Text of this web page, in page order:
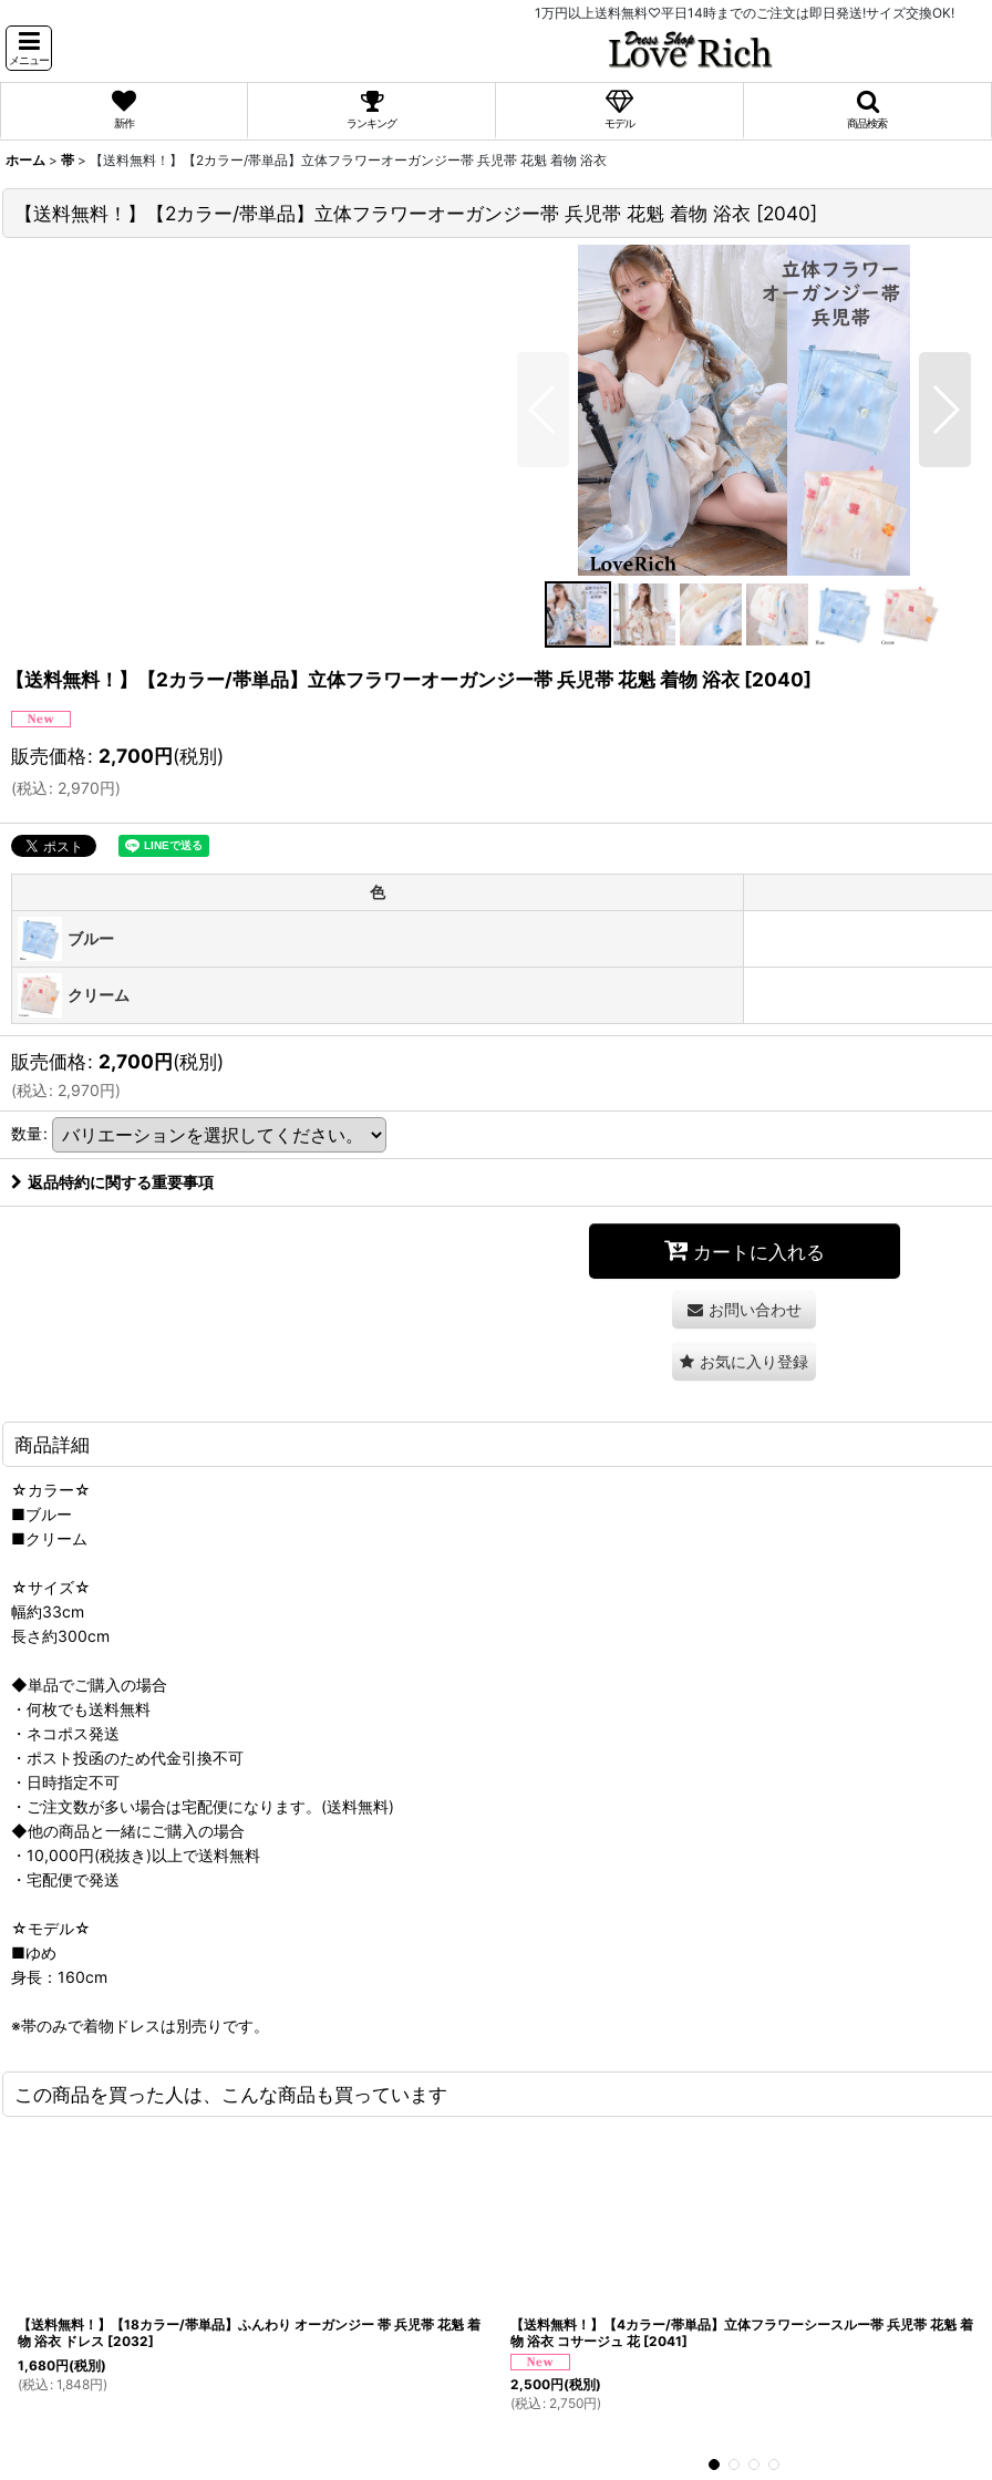
1万円以上送料無料♡平日14時までのご注文は即日発送!サイズ交換OK!
メニュー
新作 ランキング モデル 商品検索
ホーム > 帯 > 【送料無料！】【2カラー/帯単品】立体フラワーオーガンジー帯 兵児帯 花魁 着物 浴衣
【送料無料！】【2カラー/帯単品】立体フラワーオーガンジー帯 兵児帯 花魁 着物 浴衣 [2040]
【送料無料！】【2カラー/帯単品】立体フラワーオーガンジー帯 兵児帯 花魁 着物 浴衣 [2040]
販売価格: 2,700円(税別)
(税込: 2,970円)
色
ブルー
クリーム
販売価格: 2,700円(税別)
(税込: 2,970円)
数量:
返品特約に関する重要事項
カートに入れる
お問い合わせ
お気に入り登録
商品詳細
☆カラー☆
■ブルー
■クリーム
☆サイズ☆
幅約33cm
長さ約300cm
◆単品でご購入の場合
・何枚でも送料無料
・ネコポス発送
・ポスト投函のため代金引換不可
・日時指定不可
・ご注文数が多い場合は宅配便になります。(送料無料)
◆他の商品と一緒にご購入の場合
・10,000円(税抜き)以上で送料無料
・宅配便で発送
☆モデル☆
■ゆめ
身長：160cm
※帯のみで着物ドレスは別売りです。
この商品を買った人は、こんな商品も買っています
【送料無料！】【18カラー/帯単品】ふんわり オーガンジー 帯 兵児帯 花魁 着
物 浴衣 ドレス [2032]
1,680円(税別)
(税込 : 1,848円)
【送料無料！】【4カラー/帯単品】立体フラワーシースルー帯 兵児帯 花魁 着
物 浴衣 コサージュ 花 [2041]
2,500円(税別)
(税込 : 2,750円)